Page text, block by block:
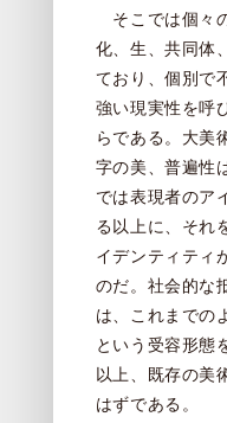
そこでは個々
化、生、共同体
ており、個別で
強い現実性を呼
らである。大美
字の美、普遍性
では表現者のア
る以上に、それ
イデンティティ
のだ。社会的な
は、これまでの
という受容形態
以上、既存の美
はずである。